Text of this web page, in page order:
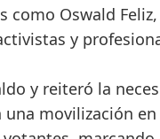
Oswald
y
y reiteró la
movilización